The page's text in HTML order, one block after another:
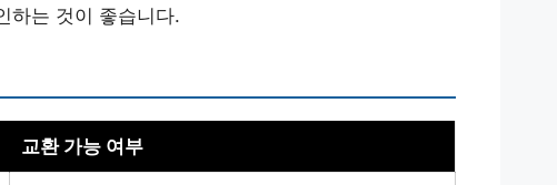
하는 것이 좋습니다.
교환 가능 여부